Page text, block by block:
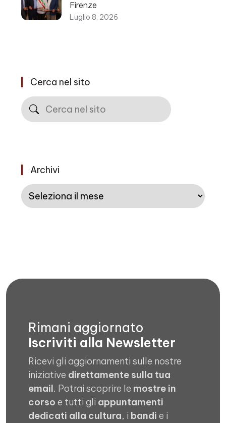
Firenze
Luglio 8, 2026
Cerca nel sito
Cerca
Archivi
Archivi
Rimani aggiornato
Iscriviti alla Newsletter
Ricevi gli aggiornamenti sulle nostre
iniziative direttamente sulla tua
email. Potrai scoprire le mostre in
corso e tutti gli appuntamenti
dedicati alla cultura, i bandi e i